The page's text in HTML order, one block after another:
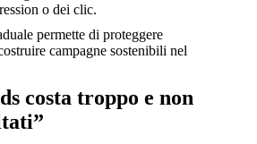
o dei clic.
permette di proteggere
campagne sostenibili nel
costa troppo e non